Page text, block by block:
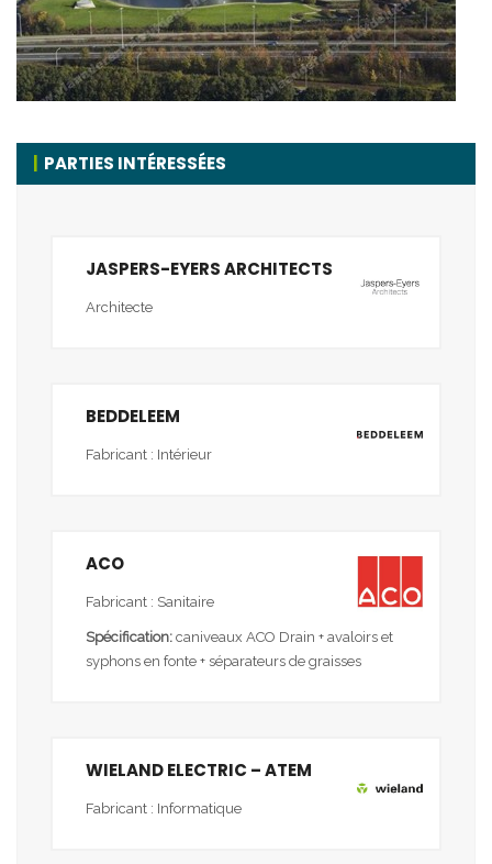
PARTIES INTÉRESSÉES
JASPERS-EYERS ARCHITECTS
Architecte
BEDDELEEM
Fabricant : Intérieur
ACO
Fabricant : Sanitaire
Spécification: caniveaux ACO Drain + avaloirs et
syphons en fonte + séparateurs de graisses
WIELAND ELECTRIC – ATEM
Fabricant : Informatique